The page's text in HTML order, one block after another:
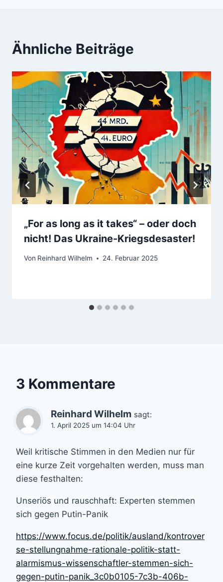
Ähnliche Beiträge
„For as long as it takes“ – oder doch
nicht! Das Ukraine-Kriegsdesaster!
Von Reinhard Wilhelm 24. Februar 2025
3 Kommentare
Reinhard Wilhelm sagt:
1. April 2025 um 14:04 Uhr
Weil kritische Stimmen in den Medien nur für
eine kurze Zeit vorgehalten werden, muss man
diese festhalten:
Unseriös und rauschhaft: Experten stemmen
sich gegen Putin-Panik
https://www.focus.de/politik/ausland/kontrover
se-stellungnahme-rationale-politik-statt-
alarmismus-wissenschaftler-stemmen-sich-
gegen-putin-panik_3c0b0105-7c3b-406b-